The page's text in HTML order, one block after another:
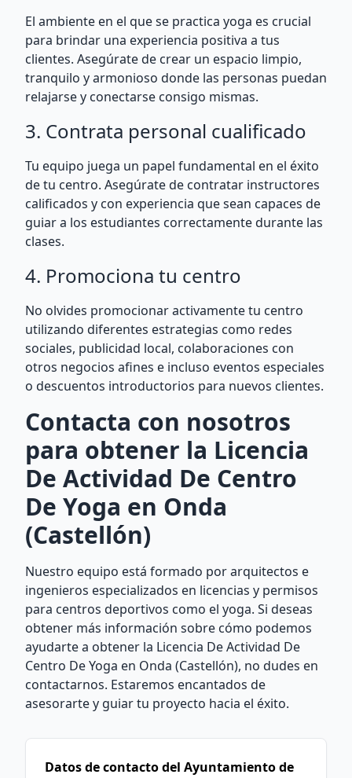
El ambiente en el que se practica yoga es crucial
para brindar una experiencia positiva a tus
clientes. Asegúrate de crear un espacio limpio,
tranquilo y armonioso donde las personas puedan
relajarse y conectarse consigo mismas.
3. Contrata personal cualificado
Tu equipo juega un papel fundamental en el éxito
de tu centro. Asegúrate de contratar instructores
calificados y con experiencia que sean capaces de
guiar a los estudiantes correctamente durante las
clases.
4. Promociona tu centro
No olvides promocionar activamente tu centro
utilizando diferentes estrategias como redes
sociales, publicidad local, colaboraciones con
otros negocios afines e incluso eventos especiales
o descuentos introductorios para nuevos clientes.
Contacta con nosotros
para obtener la Licencia
De Actividad De Centro
De Yoga en Onda
(Castellón)
Nuestro equipo está formado por arquitectos e
ingenieros especializados en licencias y permisos
para centros deportivos como el yoga. Si deseas
obtener más información sobre cómo podemos
ayudarte a obtener la Licencia De Actividad De
Centro De Yoga en Onda (Castellón), no dudes en
contactarnos. Estaremos encantados de
asesorarte y guiar tu proyecto hacia el éxito.
Datos de contacto del Ayuntamiento de